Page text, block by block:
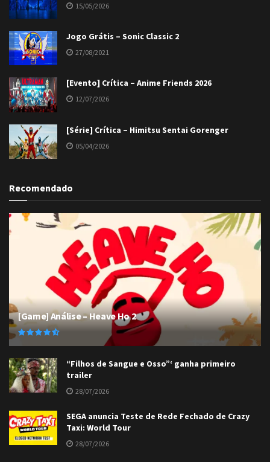
15/05/2026
Jogo Grátis – Sonic Classic 2
27/08/2021
[Evento] Crítica – Anime Friends 2026
12/07/2026
[Série] Crítica – Himitsu Sentai Gorenger
05/04/2026
Recomendado
[Game] Análise – Heave Ho 2
“Filhos de Sangue e Osso”‘ ganha primeiro
trailer
28/07/2026
SEGA anuncia Teste de Rede Fechado de Crazy
Taxi: World Tour
28/07/2026